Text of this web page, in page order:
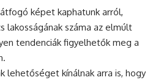
képet kaphatunk arról,
lakosságának száma az elmúlt
tendenciák figyelhetők meg a
lehetőséget kínálnak arra is, hogy